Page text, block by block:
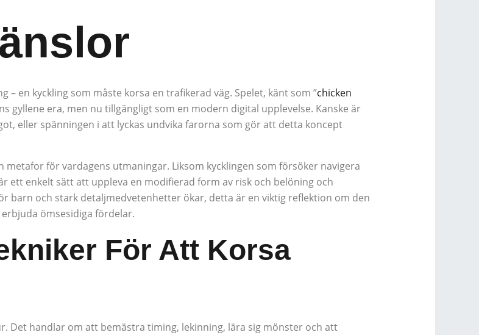
en kyckling som måste korsa en trafikerad väg. Spelet, känt som ”chicken
gyllene era, men nu tillgängligt som en modern digital upplevelse. Kanske är
eller spänningen i att lyckas undvika farorna som gör att detta koncept
metafor för vardagens utmaningar. Liksom kycklingen som försöker navigera
ett enkelt sätt att uppleva en modifierad form av risk och belöning och
barn och stark detaljmedvetenhetter ökar, detta är en viktig reflektion om den
ömsesidiga fördelar.
För Att Korsa
Det handlar om att bemästra timing, lekinning, lära sig mönster och att